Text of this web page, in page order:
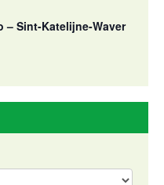
– Sint-Katelijne-Waver